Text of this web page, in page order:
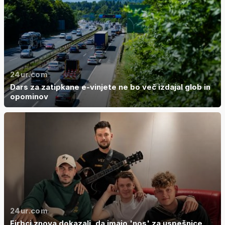
24ur.com
Dars za zatipkane e-vinjete ne bo več izdajal glob in
opominov
24ur.com